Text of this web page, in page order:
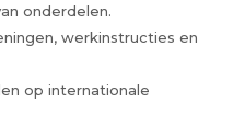
onderdelen.
werkinstructies en
op internationale